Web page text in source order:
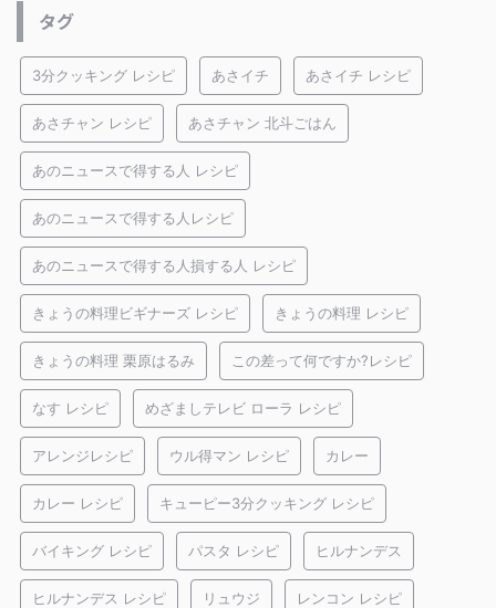
タグ
3分クッキング レシピ あさイチ あさイチ レシピ
あさチャン レシピ あさチャン 北斗ごはん
あのニュースで得する人 レシピ
あのニュースで得する人レシピ
あのニュースで得する人損する人 レシピ
きょうの料理ビギナーズ レシピ きょうの料理 レシピ
きょうの料理 栗原はるみ この差って何ですか?レシピ
なす レシピ めざましテレビ ローラ レシピ
アレンジレシピ ウル得マン レシピ カレー
カレー レシピ キューピー3分クッキング レシピ
バイキング レシピ パスタ レシピ ヒルナンデス
ヒルナンデス レシピ リュウジ レンコン レシピ